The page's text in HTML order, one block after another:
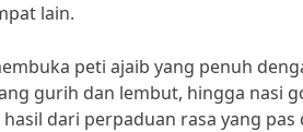
lain.
peti ajaib yang penuh
gurih dan lembut, hingga nasi
dari perpaduan rasa yang pas